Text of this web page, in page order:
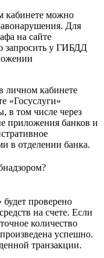
кабинете можно
Для
на сайте
запросить у ГИБДД
личном кабинете
«Госуслуги»
в том числе через
приложения банков и
в отделении банка.
проверено
на счете. Если
количество
произведена успешно.
транзакции.